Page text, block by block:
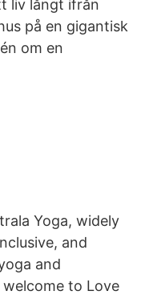
liv långt ifrån
på en gigantisk
om en
Yoga, widely
and
and
to Love